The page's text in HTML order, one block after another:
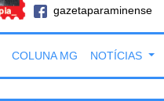
gazetaparaminense
COLUNA MG NOTÍCIAS